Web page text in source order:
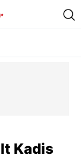
Kadis